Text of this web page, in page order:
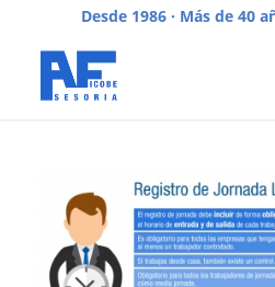
Desde 1986 · Más de 40